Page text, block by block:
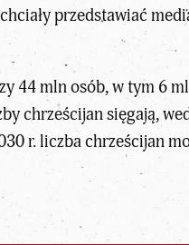
przedstawiać
44 mln osób, w tym 6
chrześcijan sięgają,
r. liczba chrześcijan